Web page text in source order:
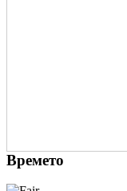
Времето